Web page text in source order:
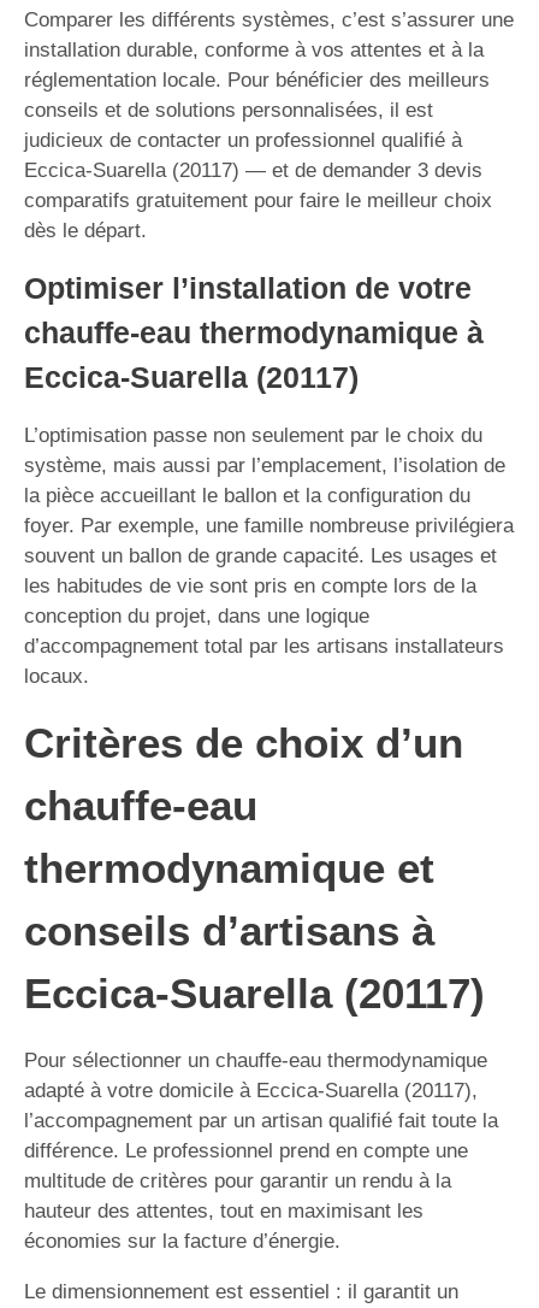
Comparer les différents systèmes, c’est s’assurer une
installation durable, conforme à vos attentes et à la
réglementation locale. Pour bénéficier des meilleurs
conseils et de solutions personnalisées, il est
judicieux de contacter un professionnel qualifié à
Eccica-Suarella (20117) — et de demander 3 devis
comparatifs gratuitement pour faire le meilleur choix
dès le départ.
Optimiser l’installation de votre
chauffe-eau thermodynamique à
Eccica-Suarella (20117)
L’optimisation passe non seulement par le choix du
système, mais aussi par l’emplacement, l’isolation de
la pièce accueillant le ballon et la configuration du
foyer. Par exemple, une famille nombreuse privilégiera
souvent un ballon de grande capacité. Les usages et
les habitudes de vie sont pris en compte lors de la
conception du projet, dans une logique
d’accompagnement total par les artisans installateurs
locaux.
Critères de choix d’un
chauffe-eau
thermodynamique et
conseils d’artisans à
Eccica-Suarella (20117)
Pour sélectionner un chauffe-eau thermodynamique
adapté à votre domicile à Eccica-Suarella (20117),
l’accompagnement par un artisan qualifié fait toute la
différence. Le professionnel prend en compte une
multitude de critères pour garantir un rendu à la
hauteur des attentes, tout en maximisant les
économies sur la facture d’énergie.
Le dimensionnement est essentiel : il garantit un